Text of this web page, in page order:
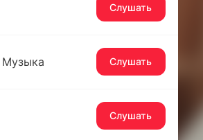
Слушать
Слушать
Слушать